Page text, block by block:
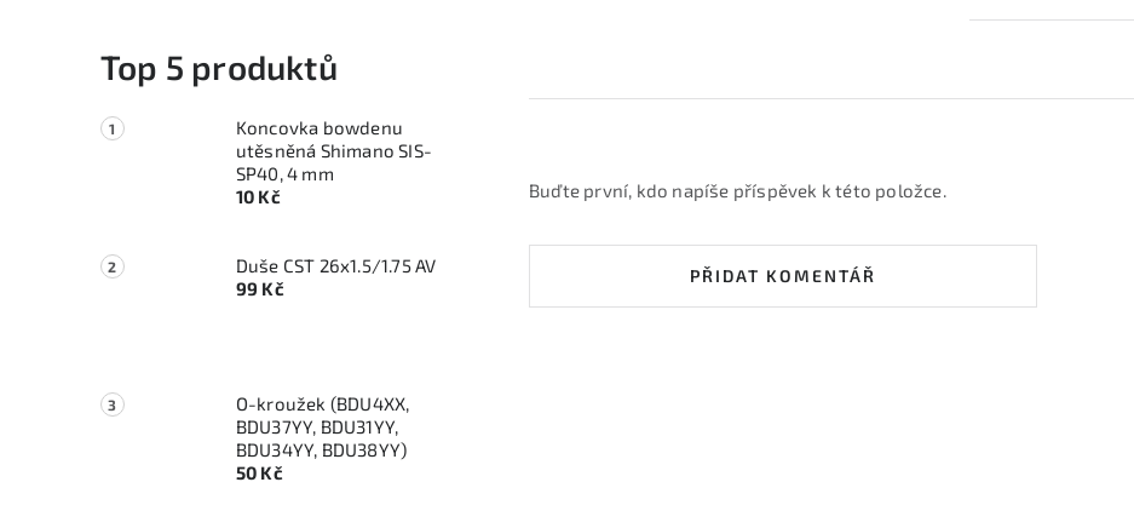
Top 5 produktů
Koncovka bowdenu
utěsněná Shimano SIS-
SP40, 4 mm
10 Kč
Duše CST 26x1.5/1.75 AV
99 Kč
O-kroužek (BDU4XX,
BDU37YY, BDU31YY,
BDU34YY, BDU38YY)
50 Kč
Buďte první, kdo napíše příspěvek k této položce.
PŘIDAT KOMENTÁŘ